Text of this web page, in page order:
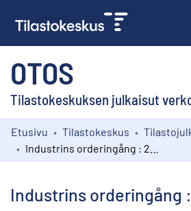
OTOS
Tilastokeskuksen julkaisut
Kokoelmat
Etusivu Tilastokeskus
Industrins orderingång